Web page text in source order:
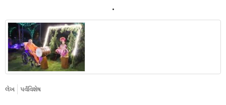
•
લેખ પર્વવિશેષ